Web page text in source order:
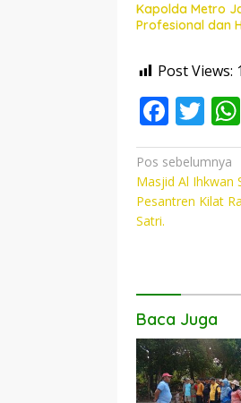
Kapolda Metro
Profesional dan
Post Views:
F
ac
e
b
T
w
itt
er
Navigasi
pos
Pos sebelumnya
Masjid Al Ihkwan
Pesantren Kilat
Satri.
Baca Juga